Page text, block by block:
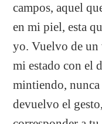
campos, aquel
en mi piel, esta
yo. Vuelvo de un
mi estado con el
mintiendo,
devuelvo el